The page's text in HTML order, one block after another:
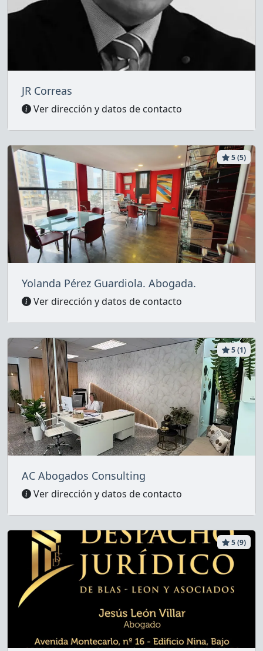
JR Correas
Ver dirección y datos de contacto
5 (5)
Yolanda Pérez Guardiola. Abogada.
Ver dirección y datos de contacto
5 (1)
AC Abogados Consulting
Ver dirección y datos de contacto
5 (9)